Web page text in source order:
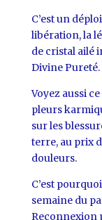
C’est un
libération, la
de cristal ailé
Divine Pureté.
Voyez aussi
pleurs
sur les
terre, au prix
douleurs.
C’est
semaine du
Reconnexion